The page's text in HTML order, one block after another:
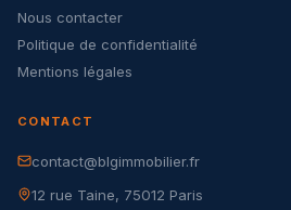
Nous contacter
Politique de confidentialité
Mentions légales
CONTACT
contact@blgimmobilier.fr
12 rue Taine, 75012 Paris